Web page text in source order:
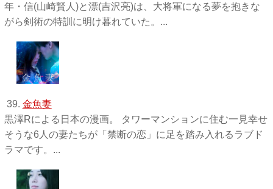
年・信(山崎賢人)と漂(吉沢亮)は、大将軍になる夢を抱きな
がら剣術の特訓に明け暮れていた。...
39. 金魚妻
黒澤Rによる日本の漫画。 タワーマンションに住む一見幸せ
そうな6人の妻たちが「禁断の恋」に足を踏み入れるラブド
ラマです。...